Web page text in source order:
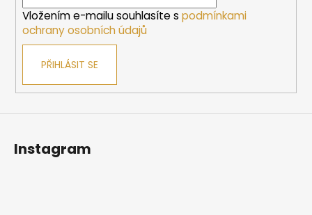
662
Kč
Vložením e-mailu souhlasíte s podmínkami
ochrany osobních údajů
PŘIHLÁSIT SE
Instagram